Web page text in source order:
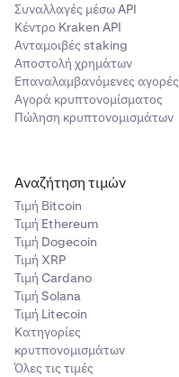
Συναλλαγές μέσω API
Κέντρο Kraken API
Ανταμοιβές staking
Αποστολή χρημάτων
Επαναλαμβανόμενες αγορές
Αγορά κρυπτονομίσματος
Πώληση κρυπτονομισμάτων
Αναζήτηση τιμών
Τιμή Βitcoin
Τιμή Ethereum
Τιμή Dogecoin
Τιμή XRP
Τιμή Cardano
Τιμή Solana
Τιμή Litecoin
Κατηγορίες
κρυτπονομισμάτων
Όλες τις τιμές